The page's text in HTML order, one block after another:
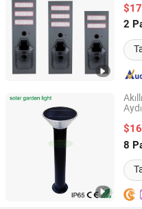
2
Guangdong, China
8
Season Tech Limited
Guangdong, China